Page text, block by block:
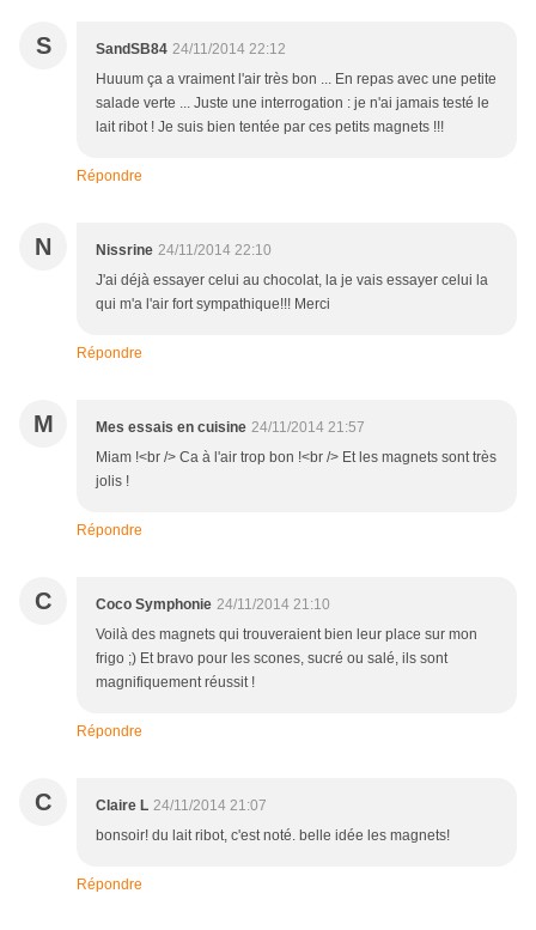
S SandSB84 24/11/2014 22:12
Huuum ça a vraiment l'air très bon ... En repas avec une petite
salade verte ... Juste une interrogation : je n'ai jamais testé le
lait ribot ! Je suis bien tentée par ces petits magnets !!!
Répondre
N Nissrine 24/11/2014 22:10
J'ai déjà essayer celui au chocolat, la je vais essayer celui la
qui m'a l'air fort sympathique!!! Merci
Répondre
M Mes essais en cuisine 24/11/2014 21:57
Miam !<br /> Ca à l'air trop bon !<br /> Et les magnets sont très
jolis !
Répondre
C Coco Symphonie 24/11/2014 21:10
Voilà des magnets qui trouveraient bien leur place sur mon
frigo ;) Et bravo pour les scones, sucré ou salé, ils sont
magnifiquement réussit !
Répondre
C Claire L 24/11/2014 21:07
bonsoir! du lait ribot, c'est noté. belle idée les magnets!
Répondre